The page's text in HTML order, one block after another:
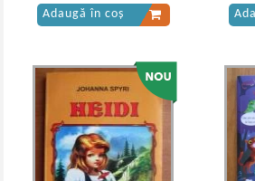
Lyman Frank Baum - Vrajitorul din
Frank
Adaugă în coș